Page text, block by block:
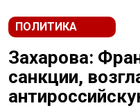
ПОЛИТИКА
Захарова:
санкции,